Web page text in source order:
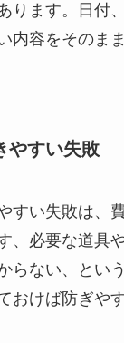
ります。日付
内容をそのま
やすい失敗
すい失敗は、
、必要な道具
らない、とい
おけば防ぎや